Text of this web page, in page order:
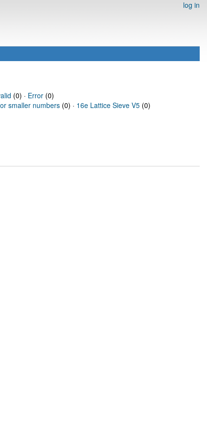
log in
(0) · Error(0)
smaller numbers (0) · 16e Lattice Sieve V5 (0)